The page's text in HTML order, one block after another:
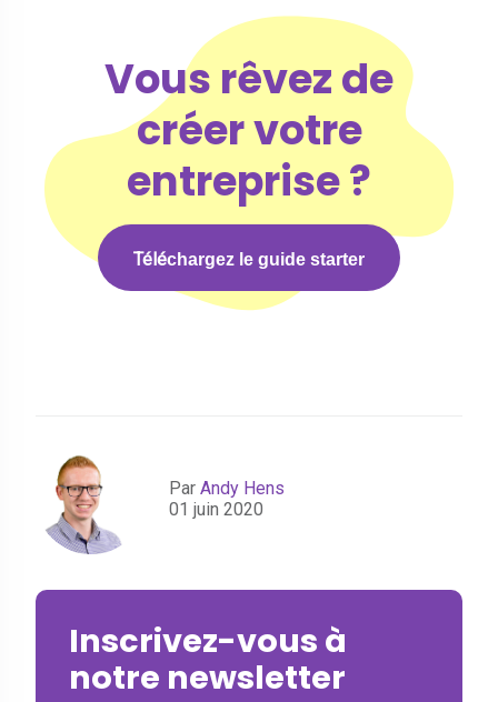
Vous rêvez de
créer votre
entreprise ?
Téléchargez le guide starter
Par Andy Hens
01 juin 2020
Inscrivez-vous à
notre newsletter